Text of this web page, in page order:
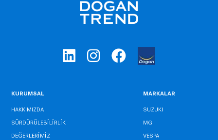
KURUMSAL
HAKKIMIZDA
SÜRDÜRÜLEBİLİRLİK
DEĞERLERİMİZ
MARKALAR
SUZUKI
MG
VESPA